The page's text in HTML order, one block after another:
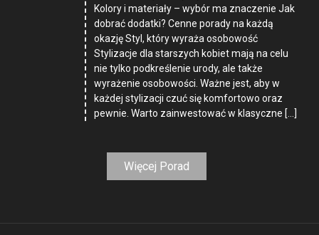
Kolory i materiały – wybór ma znaczenie Jak
dobrać dodatki? Cenne porady na każdą
okazję Styl, który wyraża osobowość
Stylizacje dla starszych kobiet mają na celu
nie tylko podkreślenie urody, ale także
wyrażenie osobowości. Ważne jest, aby w
każdej stylizacji czuć się komfortowo oraz
pewnie. Warto zainwestować w klasyczne […]
Więcej Porad